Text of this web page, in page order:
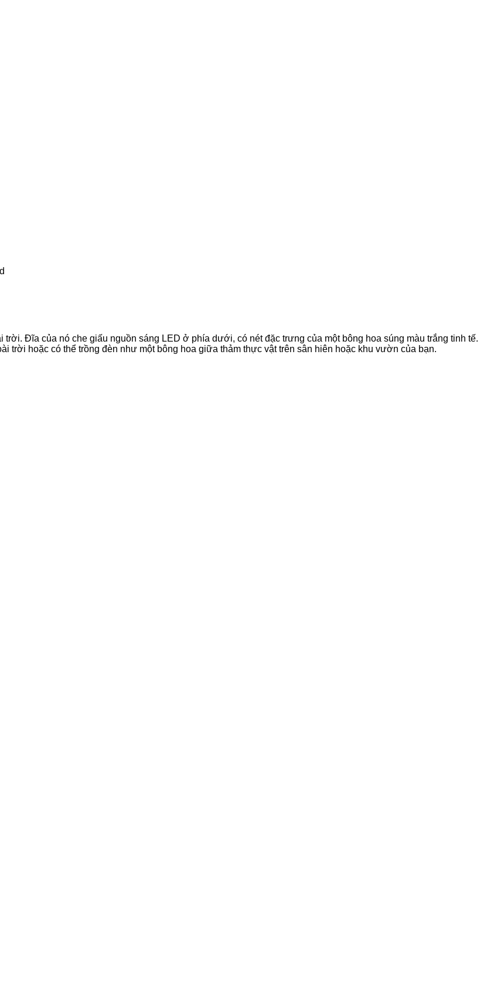
Đĩa của nó che giấu nguồn sáng LED ở phía dưới, có nét đặc trưng của một bông hoa súng màu trắng tinh tế.
trời hoặc có thể trồng đèn như một bông hoa giữa thảm thực vật trên sân hiên hoặc khu vườn của bạn.